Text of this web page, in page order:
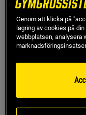
Fri frakt över 499 kr
Upplev stil och
Läs mer
Genom att klicka på
lagring av cookies på
webbplatsen, analysera